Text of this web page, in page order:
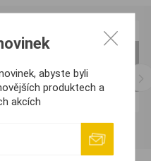
abyste byli
produktech a
akcích